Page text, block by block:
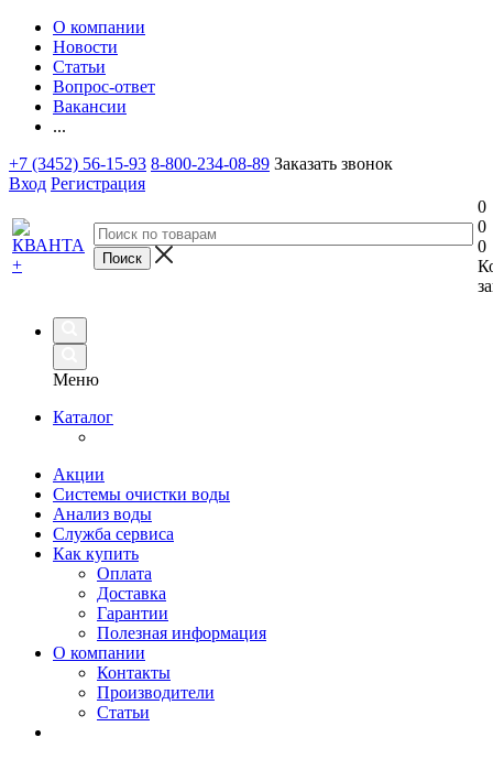
О компании
Новости
Статьи
Вопрос-ответ
Вакансии
...
+7 (3452) 56-15-93 8-800-234-08-89 Заказать звонок
Вход Регистрация
0
0
0
Меню
Каталог
Акции
Системы очистки воды
Анализ воды
Служба сервиса
Как купить
Оплата
Доставка
Гарантии
Полезная информация
О компании
Контакты
Производители
Статьи